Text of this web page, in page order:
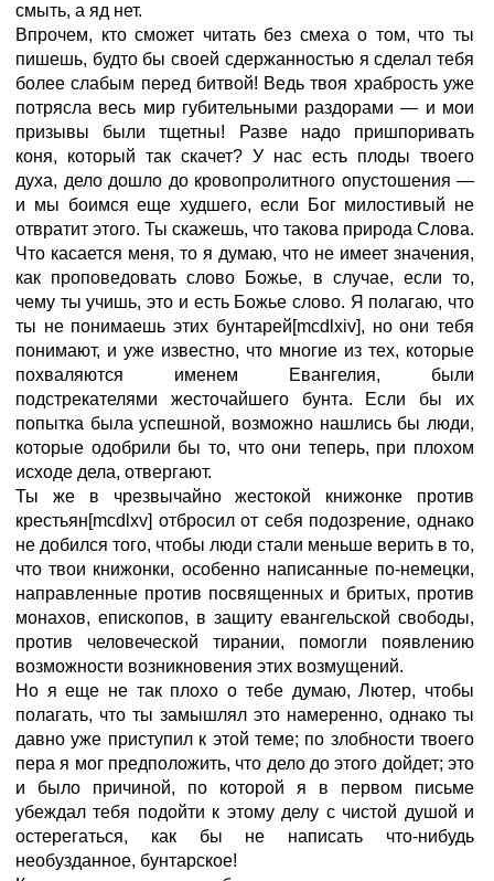
смыть, а яд нет.
Впрочем, кто сможет читать без смеха о том, что ты
пишешь, будто бы своей сдержанностью я сделал тебя
более слабым перед битвой! Ведь твоя храбрость уже
потрясла весь мир губительными раздорами — и мои
призывы были тщетны! Разве надо пришпоривать
коня, который так скачет? У нас есть плоды твоего
духа, дело дошло до кровопролитного опустошения —
и мы боимся еще худшего, если Бог милостивый не
отвратит этого. Ты скажешь, что такова природа Слова.
Что касается меня, то я думаю, что не имеет значения,
как проповедовать слово Божье, в случае, если то,
чему ты учишь, это и есть Божье слово. Я полагаю, что
ты не понимаешь этих бунтарей[mcdlxiv], но они тебя
понимают, и уже известно, что многие из тех, которые
похваляются именем Евангелия, были
подстрекателями жесточайшего бунта. Если бы их
попытка была успешной, возможно нашлись бы люди,
которые одобрили бы то, что они теперь, при плохом
исходе дела, отвергают.
Ты же в чрезвычайно жестокой книжонке против
крестьян[mcdlxv] отбросил от себя подозрение, однако
не добился того, чтобы люди стали меньше верить в то,
что твои книжонки, особенно написанные по-немецки,
направленные против посвященных и бритых, против
монахов, епископов, в защиту евангельской свободы,
против человеческой тирании, помогли появлению
возможности возникновения этих возмущений.
Но я еще не так плохо о тебе думаю, Лютер, чтобы
полагать, что ты замышлял это намеренно, однако ты
давно уже приступил к этой теме; по злобности твоего
пера я мог предположить, что дело до этого дойдет; это
и было причиной, по которой я в первом письме
убеждал тебя подойти к этому делу с чистой душой и
остерегаться, как бы не написать что-нибудь
необузданное, бунтарское!